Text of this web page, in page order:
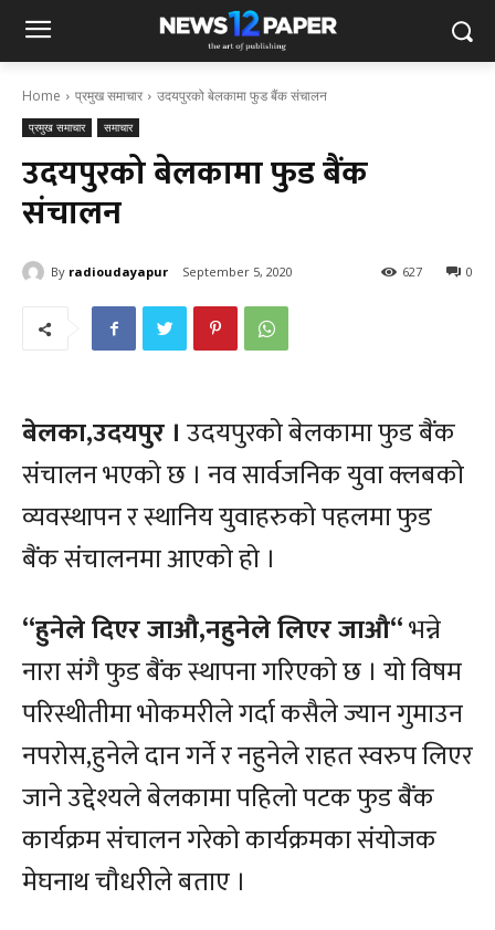
Home प्रमुख समाचार उदयपुरको बेलकामा फुड बैंक संचालन
प्रमुख समाचार समाचार
उदयपुरको बेलकामा फुड बैंक
संचालन
By radioudayapur September 5, 2020 0
627
बेलका,उदयपुर । उदयपुरको बेलकामा फुड बैंक
संचालन भएको छ । नव सार्वजनिक युवा क्लबको
व्यवस्थापन र स्थानिय युवाहरुको पहलमा फुड
बैंक संचालनमा आएको हो ।
“हुनेले दिएर जाऔ,नहुनेले लिएर जाऔ“भन्ने
नारा संगै फुड बैंक स्थापना गरिएको छ । यो विषम
परिस्थीतीमा भोकमरीले गर्दा कसैले ज्यान गुमाउन
नपरोस,हुनेले दान गर्ने र नहुनेले राहत स्वरुप लिएर
जाने उद्देश्यले बेलकामा पहिलो पटक फुड बैंक
कार्यक्रम संचालन गरेको कार्यक्रमका संयोजक
मेघनाथ चौधरीले बताए ।